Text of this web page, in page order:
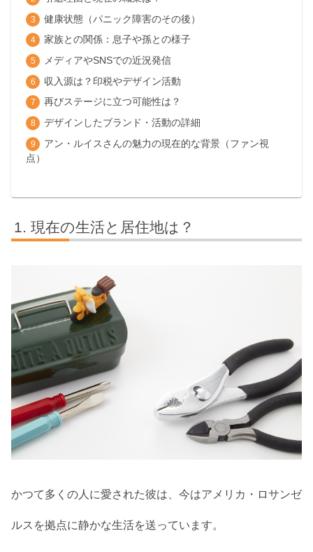
健康状態（パニック障害のその後）
家族との関係：息子や孫との様子
メディアやSNSでの近況発信
収入源は？印税やデザイン活動
再びステージに立つ可能性は？
デザインしたブランド・活動の詳細
アン・ルイスさんの魅力の現在的な背景（ファン視
点）
現在の生活と居住地は？
かつて多くの人に愛された彼は、今はアメリカ・ロサンゼ
ルスを拠点に静かな生活を送っています。